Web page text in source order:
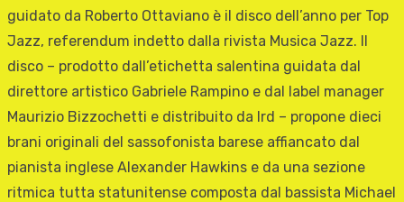
guidato da Roberto Ottaviano è il disco dell’anno per Top
Jazz, referendum indetto dalla rivista Musica Jazz. Il
disco – prodotto dall’etichetta salentina guidata dal
direttore artistico Gabriele Rampino e dal label manager
Maurizio Bizzochetti e distribuito da Ird – propone dieci
brani originali del sassofonista barese affiancato dal
pianista inglese Alexander Hawkins e da una sezione
ritmica tutta statunitense composta dal bassista Michael